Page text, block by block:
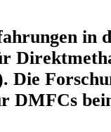
in
Die
DMFCs